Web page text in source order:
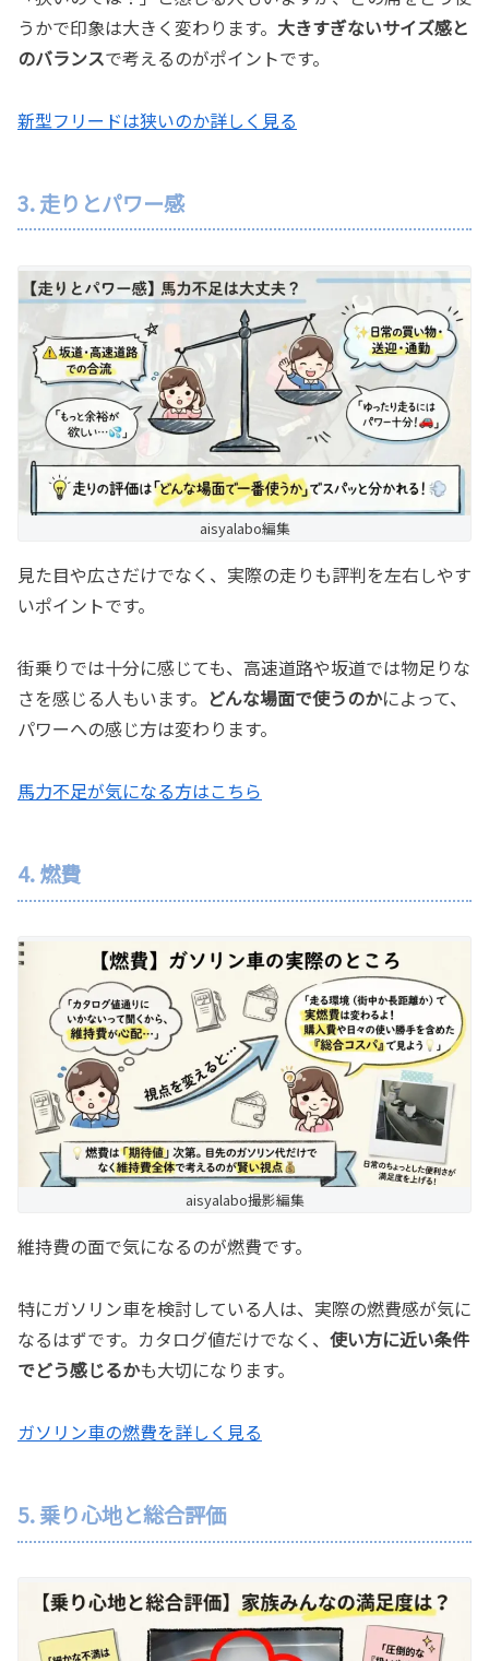
うかで印象は大きく変わります。 大きすぎないサイズ感と
のバランスで考えるのがポイントです。
新型フリードは狭いのか詳しく見る
3. 走りとパワー感
aisyalabo編集
見た目や広さだけでなく、実際の走りも評判を左右しやす
いポイントです。
街乗りでは十分に感じても、高速道路や坂道では物足りな
さを感じる人もいます。 どんな場面で使うのかによって、
パワーへの感じ方は変わります。
馬力不足が気になる方はこちら
4. 燃費
aisyalabo撮影編集
維持費の面で気になるのが燃費です。
特にガソリン車を検討している人は、実際の燃費感が気に
なるはずです。カタログ値だけでなく、 使い方に近い条件
でどう感じるかも大切になります。
ガソリン車の燃費を詳しく見る
5. 乗り心地と総合評価